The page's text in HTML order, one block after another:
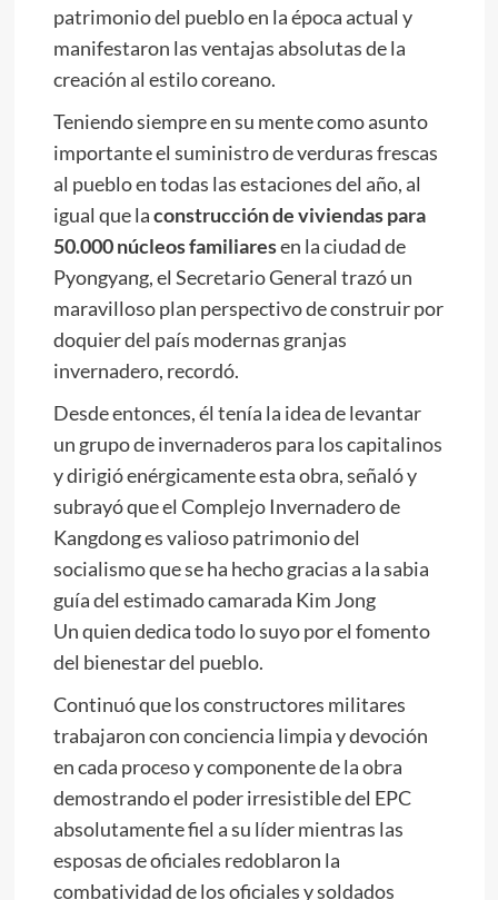
patrimonio del pueblo en la época actual y
manifestaron las ventajas absolutas de la
creación al estilo coreano.
Teniendo siempre en su mente como asunto
importante el suministro de verduras frescas
al pueblo en todas las estaciones del año, al
igual que laconstrucción de viviendas para
50.000 núcleos familiaresen la ciudad de
Pyongyang, el Secretario General trazó un
maravilloso plan perspectivo de construir por
doquier del país modernas granjas
invernadero, recordó.
Desde entonces, él tenía la idea de levantar
un grupo de invernaderos para los capitalinos
y dirigió enérgicamente esta obra, señaló y
subrayó que el Complejo Invernadero de
Kangdong es valioso patrimonio del
socialismo que se ha hecho gracias a la sabia
guía del estimado camarada Kim Jong
Unquien dedica todo lo suyo por el fomento
del bienestar del pueblo.
Continuó que los constructores militares
trabajaron con conciencia limpia y devoción
en cada proceso y componente de la obra
demostrando el poder irresistible del EPC
absolutamente fiel a su líder mientras las
esposas de oficiales redoblaron la
combatividad de los oficiales y soldados